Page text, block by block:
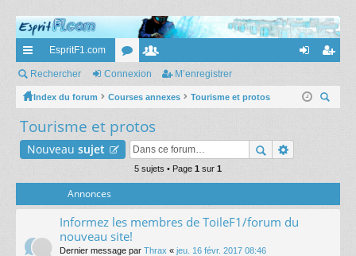
cc
ès
ra
pi
EspritF1.com
or
u
m
s
e
m
br
es
ne nr
Rechercher Connexion M’enregistrer
Index du forum Courses annexes
Tourisme et protos
Tourisme et protos
Nouveau sujet
5 sujets • Page 1 sur 1
Annonces
Informez les membres de ToileF1/forum du
nouveau site!
Dernier message par Thrax « jeu. 16 févr. 2017 08:46